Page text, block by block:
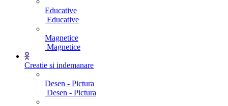
Educative
Educative
Magnetice
Magnetice
Creatie si indemanare
Desen - Pictura
Desen - Pictura